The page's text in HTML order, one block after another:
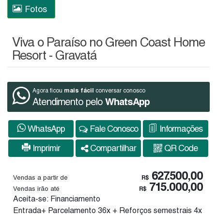
Fotos
Viva o Paraíso no Green Coast Home
Resort - Gravatá
Agora ficou mais fácil conversar conosco
Atendimento pelo WhatsApp
WhatsApp Fale Conosco
Informações
Imprimir
Compartilhar QR Code
R$ 627.500,00
Vendas a partir de
R$ 715.000,00
Vendas irão até
Aceita-se: Financiamento
Entrada+ Parcelamento 36x + Reforços semestrais 4x